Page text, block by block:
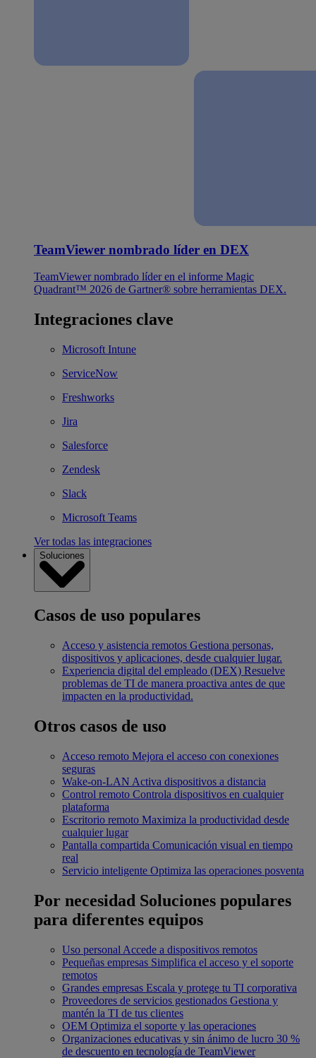
TeamViewer nombrado líder en DEX
TeamViewer nombrado líder en el informe Magic
Quadrant™ 2026 de Gartner® sobre herramientas DEX.
Integraciones clave
Microsoft Intune
ServiceNow
Freshworks
Jira
Salesforce
Zendesk
Slack
Microsoft Teams
Ver todas las integraciones
Soluciones
Casos de uso populares
Acceso y asistencia remotos Gestiona personas,
dispositivos y aplicaciones, desde cualquier lugar.
Experiencia digital del empleado (DEX) Resuelve
problemas de TI de manera proactiva antes de que
impacten en la productividad.
Otros casos de uso
Acceso remoto Mejora el acceso con conexiones
seguras
Wake-on-LAN Activa dispositivos a distancia
Control remoto Controla dispositivos en cualquier
plataforma
Escritorio remoto Maximiza la productividad desde
cualquier lugar
Pantalla compartida Comunicación visual en tiempo
real
Servicio inteligente Optimiza las operaciones posventa
Por necesidad Soluciones populares
para diferentes equipos
Uso personal Accede a dispositivos remotos
Pequeñas empresas Simplifica el acceso y el soporte
remotos
Grandes empresas Escala y protege tu TI corporativa
Proveedores de servicios gestionados Gestiona y
mantén la TI de tus clientes
OEM Optimiza el soporte y las operaciones
Organizaciones educativas y sin ánimo de lucro 30 %
de descuento en tecnología de TeamViewer